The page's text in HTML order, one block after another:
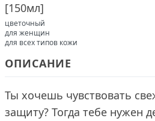
[150мл]
цветочный
для женщин
для всех типов кожи
ОПИСАНИЕ
Ты хочешь чувствовать
защиту? Тогда тебе нужен